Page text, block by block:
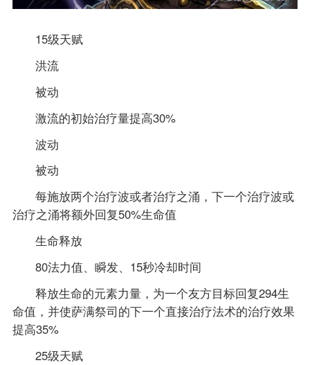
15级天赋
洪流
被动
激流的初始治疗量提高30%
波动
被动
每施放两个治疗波或者治疗之涌，下一个治疗波或
治疗之涌将额外回复50%生命值
生命释放
80法力值、瞬发、15秒冷却时间
释放生命的元素力量，为一个友方目标回复294生
命值，并使萨满祭司的下一个直接治疗法术的治疗效果
提高35%
25级天赋